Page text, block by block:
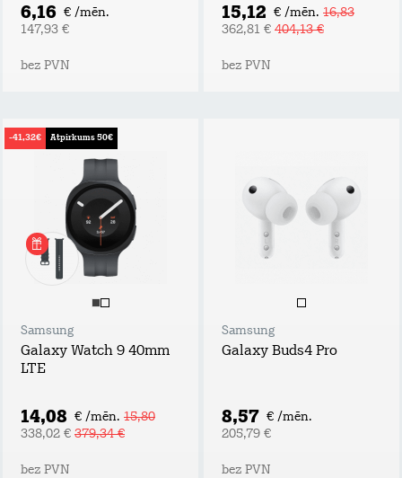
6,16 € /mēn.
147,93 €
bez PVN
15,12 € /mēn. 16,83
362,81 € 404,13 €
bez PVN
-41,32€ Atpirkums 50€
Samsung
Galaxy Watch 9 40mm
LTE
14,08 € /mēn. 15,80
338,02 € 379,34 €
bez PVN
Samsung
Galaxy Buds4 Pro
8,57 € /mēn.
205,79 €
bez PVN